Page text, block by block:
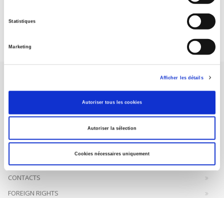
Statistiques
Marketing
Afficher les détails
Autoriser tous les cookies
Autoriser la sélection
Cookies nécessaires uniquement
Maison d'édition dédiée aux sciences humaines et sociales, les
à la transmission des savoirs et des idéescontinuer
CONTACTS
FOREIGN RIGHTS